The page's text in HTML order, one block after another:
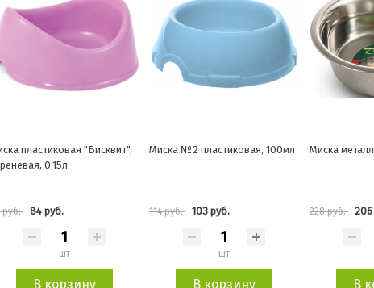
Миска №2 пластиковая, 100мл
114 руб. 103 руб.
В корзину
Миска металлическая, 0,4л
228 руб. 206 руб.
В корзину
Миска
633 руб.